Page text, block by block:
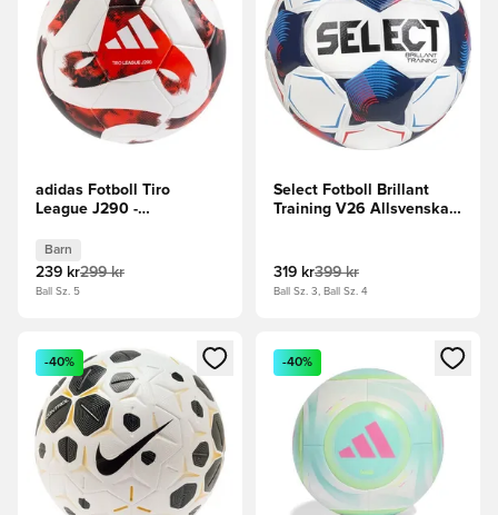
adidas Fotboll Tiro
League J290 -
Barn
239 kr299 kr
Ball Sz. 5
Select Fotboll Brillant
Training V26 Allsvenskan
319 kr399 kr
Ball Sz. 3, Ball Sz. 4
Öppnar en Modal för att logga in eller registrera dig som
-40%
Öppnar en Modal för att
-40%